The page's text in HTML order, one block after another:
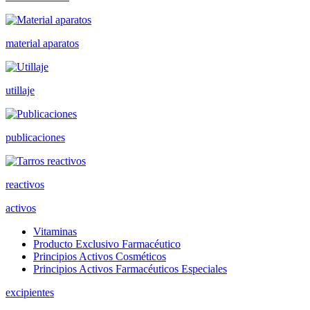
material aparatos
utillaje
publicaciones
reactivos
activos
Vitaminas
Producto Exclusivo Farmacéutico
Principios Activos Cosméticos
Principios Activos Farmacéuticos Especiales
excipientes